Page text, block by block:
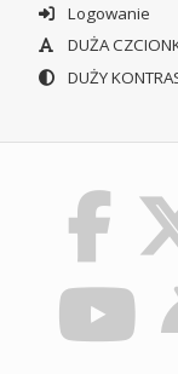
Logowanie
DUŻA
DUŻY